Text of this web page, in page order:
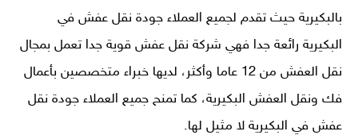
بالبكيرية حيث تقدم لجميع العملاء جودة نقل عفش في
البكيرية رائعة جدا فهي شركة نقل عفش قوية جدا تعمل بمجال
نقل العفش من 12 عاما وأكثر، لديها خبراء متخصصين بأعمال
فك ونقل العفش البكيرية، كما تمنح جميع العملاء جودة نقل
عفش في البكيرية لا مثيل لها.